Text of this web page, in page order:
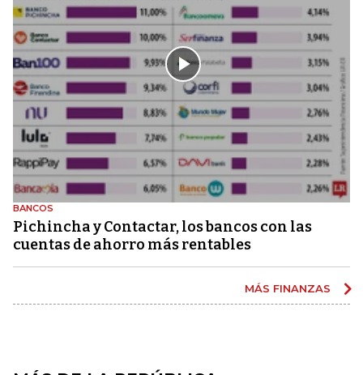
BANCOS
Pichincha y Contactar, los bancos con las
cuentas de ahorro más rentables
MÁS FINANZAS